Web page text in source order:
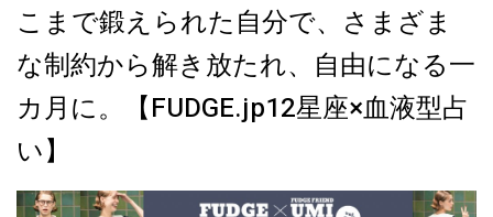
こまで鍛えられた自分で、さまざま
な制約から解き放たれ、自由になる一
カ月に。【FUDGE.jp12星座×血液型占
い】